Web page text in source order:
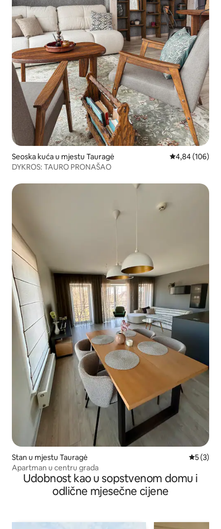
Seoska kuća u mjestu Tauragė prosječna
4,84 (106)
DYKROS: TAURO PRONAŠAO
Stan u mjestu Tauragė
5 (3)
Apartman u centru grada
Udobnost kao u sopstvenom domu i
odlične mjesečne cijene